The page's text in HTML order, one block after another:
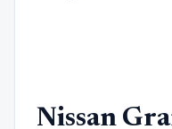
Nissan